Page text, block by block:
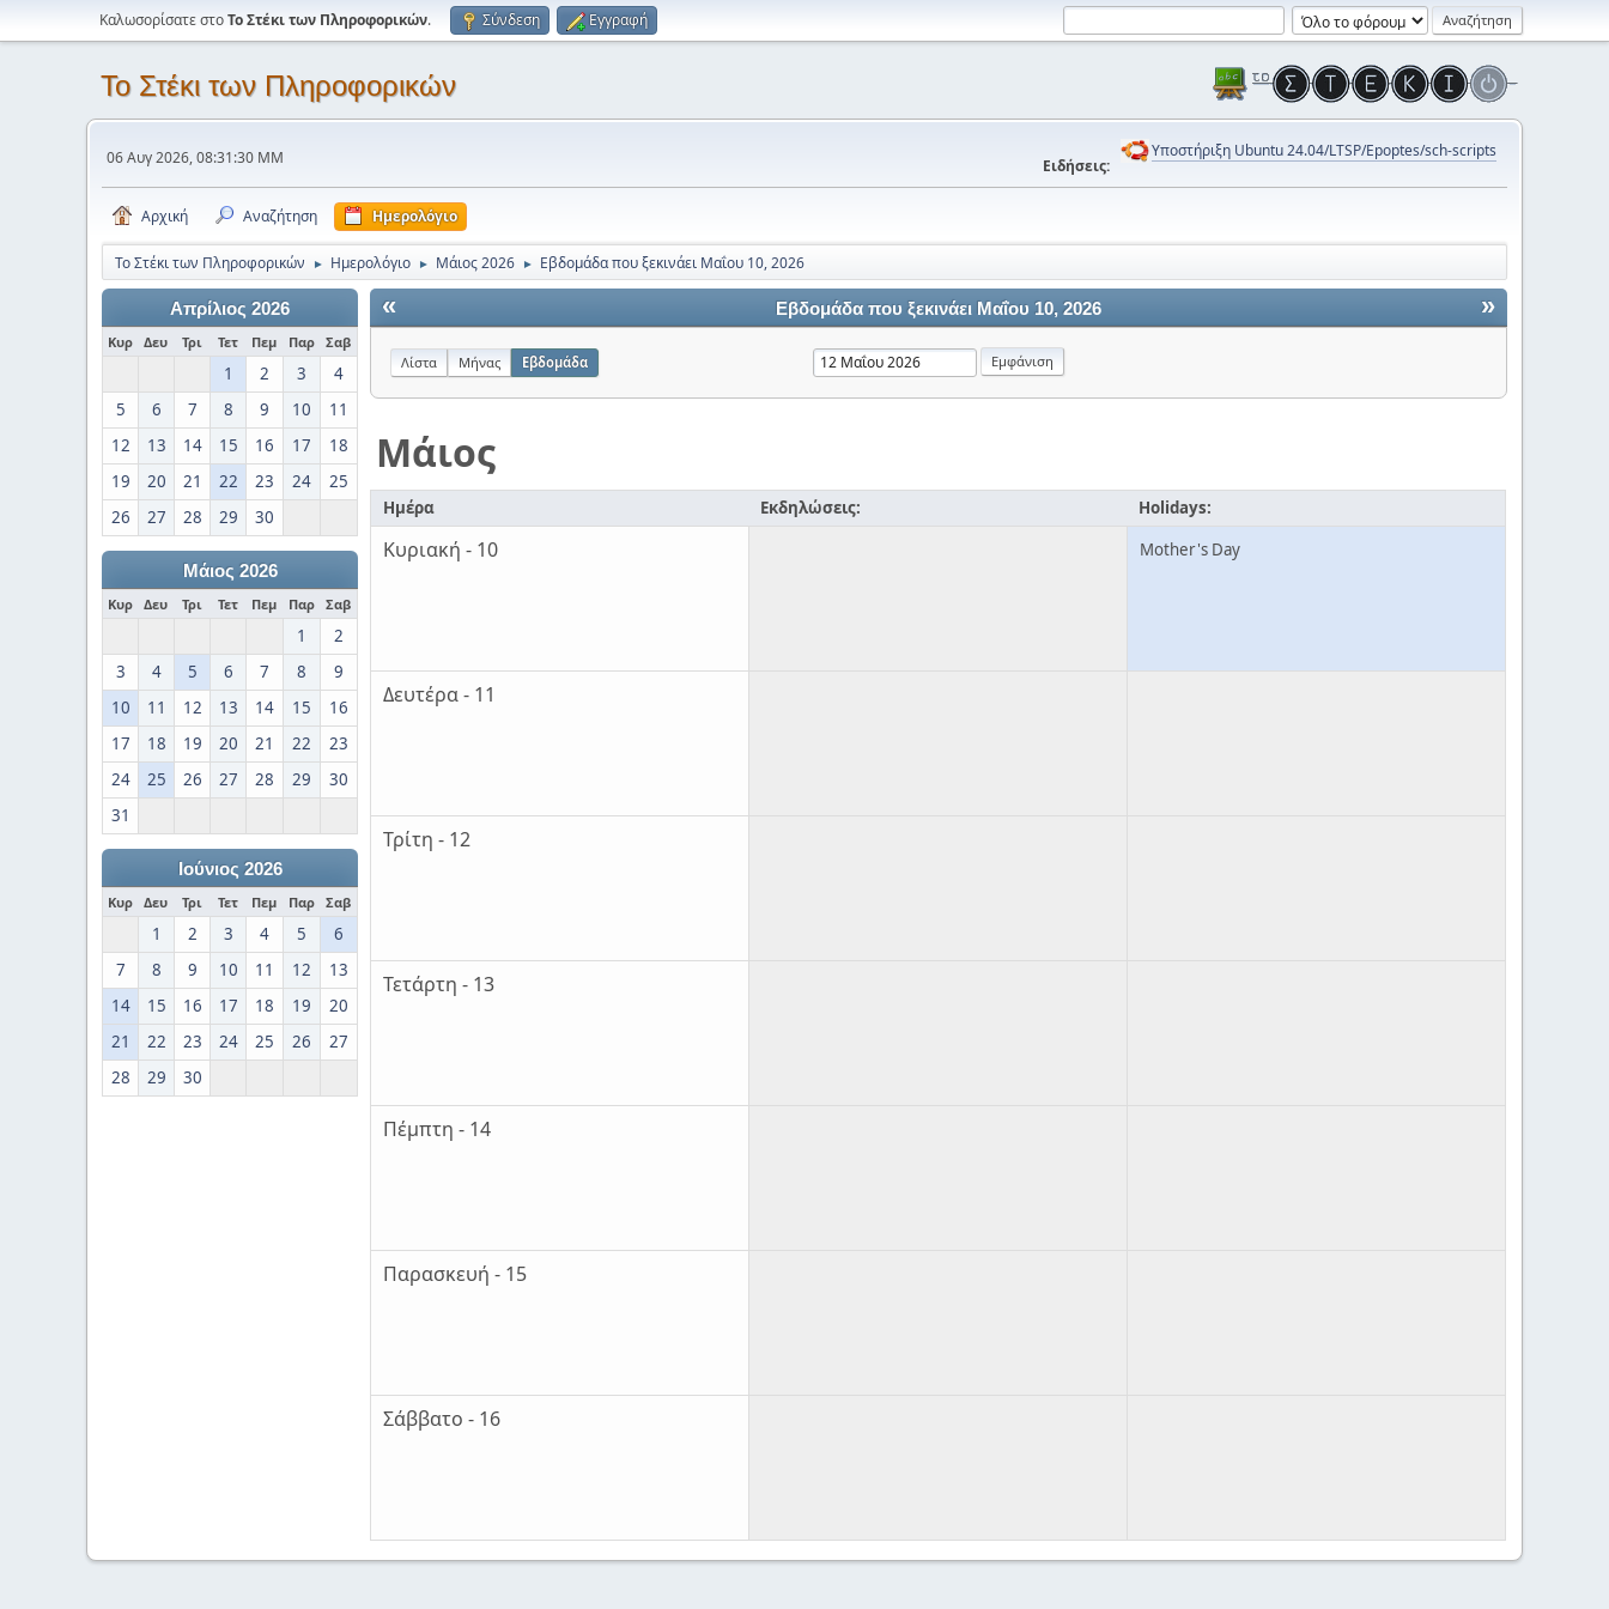
Καλωσορίσατε στοΤο Στέκι των Πληροφορικών. Σύνδεση Εγγραφή
Το Στέκι των Πληροφορικών
06 Αυγ 2026, 08:31:30 ΜΜ Ειδήσεις:
Υποστήριξη Ubuntu 24.04/LTSP/Epoptes/sch-scripts
Αρχική Αναζήτηση Ημερολόγιο
Το Στέκι των Πληροφορικών ► Ημερολόγιο ► Μάιος 2026 ► Εβδομάδα που ξεκινάει Μαΐου 10, 2026
Απρίλιος 2026
Κυρ Δευ Τρι Τετ Πεμ Παρ Σαβ
1 2 3
4
5
6 7 8 9 10
11
12
13 14 15 16 17
18
19
20 21 22 23 24
25
26
27 28 29 30
Μάιος 2026
Κυρ Δευ Τρι Τετ Πεμ Παρ Σαβ
1
2
3
4 5 6 7 8
9
10
11 12 13 14 15
16
17
18 19 20 21 22
23
24
25 26 27 28 29
30
31
Ιούνιος 2026
Κυρ Δευ Τρι Τετ Πεμ Παρ Σαβ
1 2 3 4 5
6
7
8 9 10 11 12
13
14
15 16 17 18 19
20
21
22 23 24 25 26
27
28
29 30
« »
Εβδομάδα που ξεκινάει Μαΐου 10, 2026
Λίστα Μήνας Εβδομάδα
Μάιος
Ημέρα Εκδηλώσεις: Holidays:
Κυριακή - 10 Mother's Day
Δευτέρα - 11
Τρίτη - 12
Τετάρτη - 13
Πέμπτη - 14
Παρασκευή - 15
Σάββατο - 16